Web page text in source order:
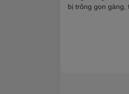
bị trông gọn gàng,